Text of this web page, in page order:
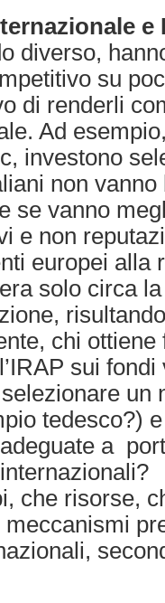
e
diverso,
su
di renderli
Ad
investono
non
se vanno
e non
europei alla
solo circa
chi ottiene
sui fondi
un
tedesco?)
a
che risorse,